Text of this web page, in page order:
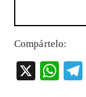
Compártelo:
X
W